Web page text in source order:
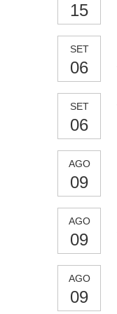
15
SET
06
SET
06
AGO
09
AGO
09
AGO
09